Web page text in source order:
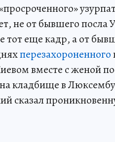
не от бывшего посла
еще кадр, а от
перезахороненного
вместе с женой
кладбище в
сказал